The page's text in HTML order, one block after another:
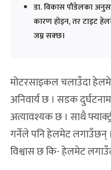
डा. विकास पौडेलका
कारण होइन, तर टाइट
जम्न सक्छ।
मोटरसाइकल चलाउँदा
अनिवार्य छ । सडक
अत्यावश्यक छ । साथै
गर्नेले पनि हेलमेट लगाउँछन्
विश्वास छ कि- हेलमेट